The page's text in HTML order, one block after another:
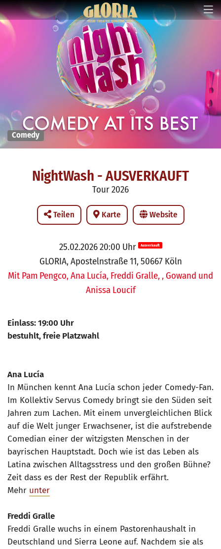
Comedy
NightWash - AUSVERKAUFT
Tour 2026
Teilen Karte Website
25.02.2026 20:00 Uhr Ausverkauft
GLORIA, Apostelnstraße 11, 50667 Köln
Mit Pam Pengco, Ana Lucía, Freddi Gralle, , Gowand und
Anissa Loucif
Einlass: 19:00 Uhr
bestuhlt, freie Platzwahl
Ana Lucía
In München kennt Ana Lucía schon jeder Comedy-Fan.
Im Kollektiv Servus Comedy bringt sie den Süden seit
Jahren zum Lachen. Mit einem unvergleichlichen Blick
auf die Welt junger Erwachsener, ist die aufstrebende
Comedian einer der witzigsten Menschen in der
bayrischen Hauptstadt. Doch wie ist das Leben als
Latina zwischen Alltagsstress und den großen Bühne?
Zeit dass es der Rest der Republik erfährt.
Mehr unter
Freddi Gralle
Freddi Gralle wuchs in einem Pastorenhaushalt in
Deutschland und Sierra Leone auf. Nachdem sie als